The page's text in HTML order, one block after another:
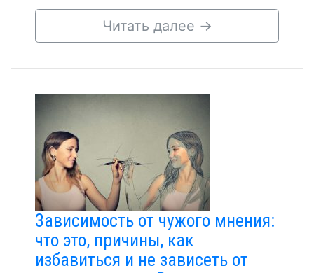
Читать далее →
Зависимость от чужого мнения:
что это, причины, как
избавиться и не зависеть от